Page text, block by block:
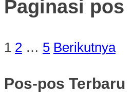
Paginasi pos
1 2 … 5 Berikutnya
Pos-pos Terbaru